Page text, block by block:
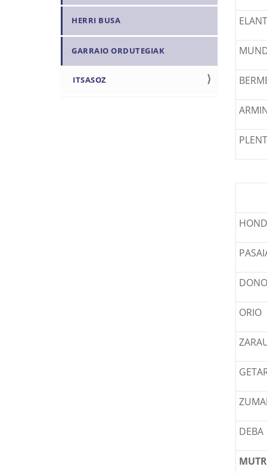
ORIO
DEBA
HERRI BUSA
GARRAIO ORDUTEGIAK
ITSASOZ